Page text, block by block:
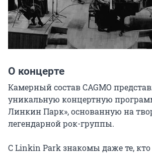
О концерте
Камерный состав CAGMO
уникальную концертную
Линкин Парк», основанную на
легендарной рок-группы.
С Linkin Park знакомы даже те, кто